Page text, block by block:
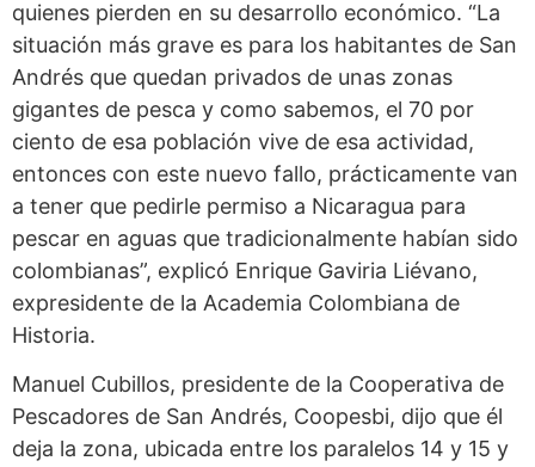
quienes pierden en su desarrollo económico. “La
situación más grave es para los habitantes de San
Andrés que quedan privados de unas zonas
gigantes de pesca y como sabemos, el 70 por
ciento de esa población vive de esa actividad,
entonces con este nuevo fallo, prácticamente van
a tener que pedirle permiso a Nicaragua para
pescar en aguas que tradicionalmente habían sido
colombianas”, explicó Enrique Gaviria Liévano,
expresidente de la Academia Colombiana de
Historia.
Manuel Cubillos, presidente de la Cooperativa de
Pescadores de San Andrés, Coopesbi, dijo que él
deja la zona, ubicada entre los paralelos 14 y 15 y